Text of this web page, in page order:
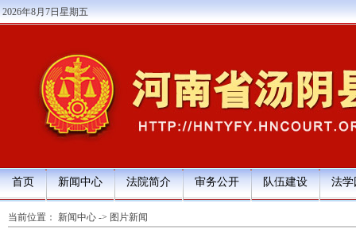
2026年8月7日星期五
首页 新闻中心 法院简介 审务公开 队伍建设 法学
当前位置： 新闻中心 -> 图片新闻